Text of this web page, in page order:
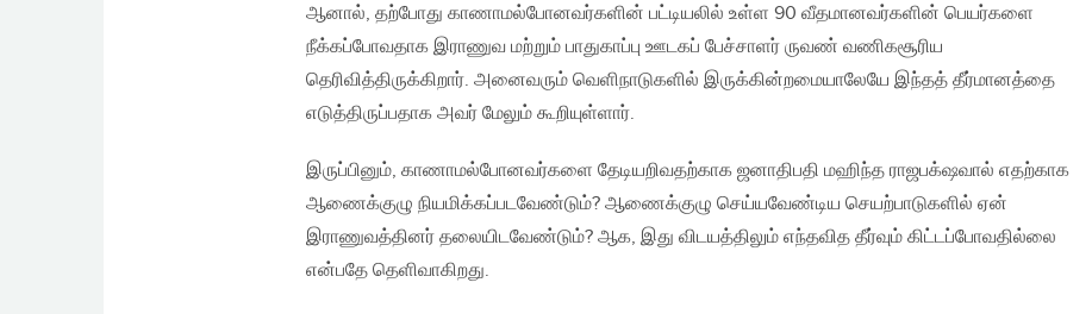
ஆனால், தற்போது காணாமல்போனவர்களின் பட்டியலில் உள்ள 90 வீதமானவர்களின் பெயர்களை
நீக்கப்போவதாக இராணுவ மற்றும் பாதுகாப்பு ஊடகப் பேச்சாளர் ருவண் வணிகசூரிய
தெரிவித்திருக்கிறார். அனைவரும் வெளிநாடுகளில் இருக்கின்றமையாலேயே இந்தத் தீர்மானத்தை
எடுத்திருப்பதாக அவர் மேலும் கூறியுள்ளார்.
இருப்பினும், காணாமல்போனவர்களை தேடியறிவதற்காக ஜனாதிபதி மஹிந்த ராஜபக்‌ஷவால் எதற்காக
ஆணைக்குழு நியமிக்கப்படவேண்டும்? ஆணைக்குழு செய்யவேண்டிய செயற்பாடுகளில் ஏன்
இராணுவத்தினர் தலையிடவேண்டும்? ஆக, இது விடயத்திலும் எந்தவித தீர்வும் கிட்டப்போவதில்லை
என்பதே தெளிவாகிறது.